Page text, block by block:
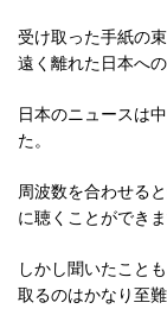
受け取った手紙の
遠く離れた日本へ
日本のニュースは
た。
周波数を合わせる
に聴くことができま
しかし聞いたこと
取るのはかなり至難